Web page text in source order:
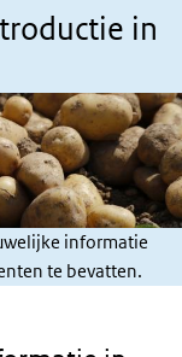
in
informatie
te bevatten.